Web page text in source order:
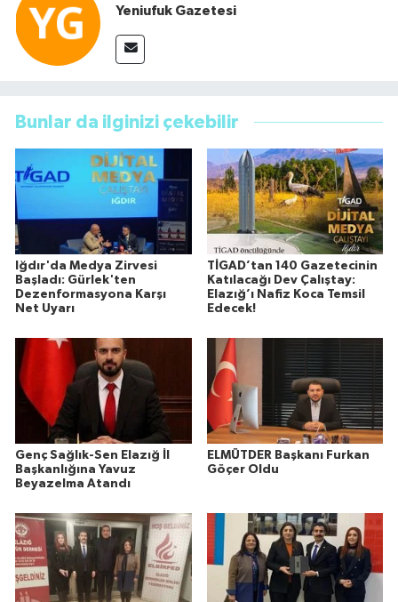
Yeniufuk Gazetesi
Bunlar da ilginizi çekebilir
Iğdır'da Medya Zirvesi
Başladı: Gürlek'ten
Dezenformasyona Karşı
Net Uyarı
TİGAD’tan 140 Gazetecinin
Katılacağı Dev Çalıştay:
Elazığ’ı Nafiz Koca Temsil
Edecek!
Genç Sağlık-Sen Elazığ İl
Başkanlığına Yavuz
Beyazelma Atandı
ELMÜTDER Başkanı Furkan
Göçer Oldu